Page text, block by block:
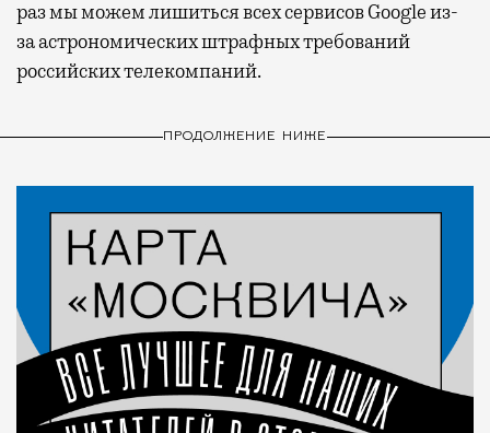
раз мы можем лишиться всех сервисов Google из-
за астрономических штрафных требований
российских телекомпаний.
ПРОДОЛЖЕНИЕ НИЖЕ